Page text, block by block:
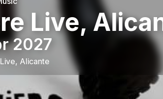
Live,
2027
, Alicante